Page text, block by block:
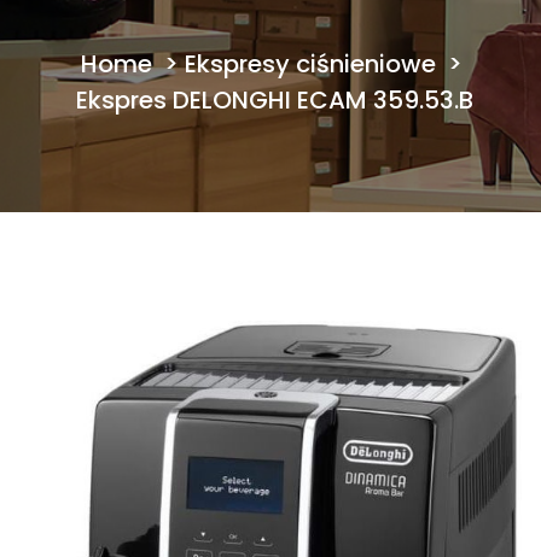
Home>Ekspresy ciśnieniowe>
Ekspres DELONGHI ECAM 359.53.B